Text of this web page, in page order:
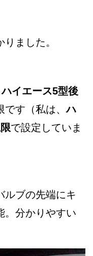
ました。
ハイエース5型後
です（私は、ハ
で設定していま
ルブの先端にキ
。分かりやすい